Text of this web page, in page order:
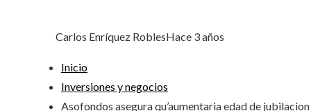
Carlos Enríquez RoblesHace 3 años
Inicio
Inversiones y negocios
Asofondos asegura qu’aumentaria edad de